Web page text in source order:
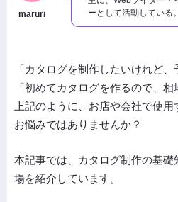
maruri
ーとして活動している。
「カタログを制作したいけれど、
「初めてカタログを作るので、相
上記のように、お店や会社で使
お悩みではありませんか？
本記事では、カタログ制作の基
場を紹介しています。